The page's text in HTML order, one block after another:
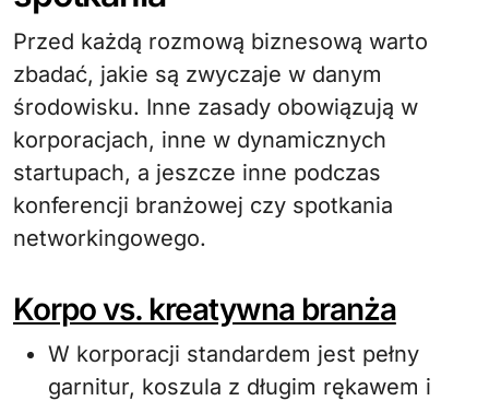
Przed każdą rozmową biznesową warto
zbadać, jakie są zwyczaje w danym
środowisku. Inne zasady obowiązują w
korporacjach, inne w dynamicznych
startupach, a jeszcze inne podczas
konferencji branżowej czy spotkania
networkingowego.
Korpo vs. kreatywna branża
W korporacji standardem jest pełny
garnitur, koszula z długim rękawem i